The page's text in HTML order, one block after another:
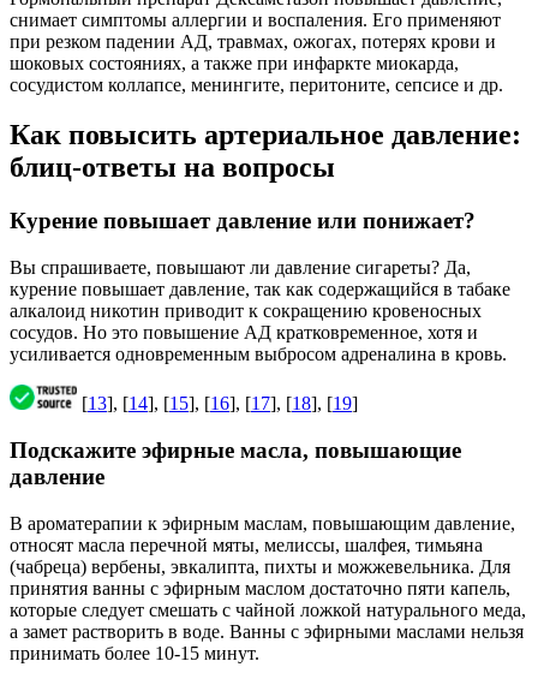
снимает симптомы аллергии и воспаления. Его применяют
при резком падении АД, травмах, ожогах, потерях крови и
шоковых состояниях, а также при инфаркте миокарда,
сосудистом коллапсе, менингите, перитоните, сепсисе и др.
Как повысить артериальное давление:
блиц-ответы на вопросы
Курение повышает давление или понижает?
Вы спрашиваете, повышают ли давление сигареты? Да,
курение повышает давление, так как содержащийся в табаке
алкалоид никотин приводит к сокращению кровеносных
сосудов. Но это повышение АД кратковременное, хотя и
усиливается одновременным выбросом адреналина в кровь.
[13], [14], [15], [16], [17], [18], [19]
Подскажите эфирные масла, повышающие
давление
В ароматерапии к эфирным маслам, повышающим давление,
относят масла перечной мяты, мелиссы, шалфея, тимьяна
(чабреца) вербены, эвкалипта, пихты и можжевельника. Для
принятия ванны с эфирным маслом достаточно пяти капель,
которые следует смешать с чайной ложкой натурального меда,
а замет растворить в воде. Ванны с эфирными маслами нельзя
принимать более 10-15 минут.